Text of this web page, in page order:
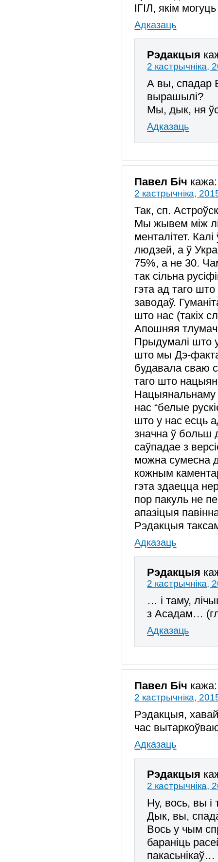
ІГІЛ, якім
Адказаць
Рэдакцыя
2 кастрычніка,
А вы, спадар
вырашылі?
Мы, дык, ня
Адказаць
Павел Біч кажа:
2 кастрычніка,
Так, сп.
Мы жывем між
менталітет.
людзей, а ў
75%, а не 30.
так сільна
гэта ад таго
заводаў.
што нас (такіх
Апошняя
Прыдумалі што
што мы Дэ-факта
будавала сваю
таго што
Нацыянальнаму
нас “белые
што у нас есць
значна ў больш
саўпадае з
можна сумесна
кожным
гэта здаецца
пор пакуль не
апазіцыя
Рэдакцыя
Адказаць
Рэдакцыя
2 кастрычніка,
… і таму,
з Асадам…
Адказаць
Павел Біч кажа:
2 кастрычніка,
Рэдакцыя,
час
Адказаць
Рэдакцыя
2 кастрычніка,
Ну, вось, вы і
Дык, вы,
Вось у чым
бараніць
пакасьнікаў…